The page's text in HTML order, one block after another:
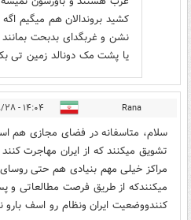
کشید بروند‌الان هم میگیم
نشن و غربگدای بدبحت
یا پشت مک دونالد زمین تی
Rana ۱۴:۰۴ - ۱۴۰۰/۰۸/۲۸
سلام، متاسفانه در فضای مجازی هم
تشویق میکنند که از ایران مهاجرت
مراکز خیلی مهم بنیادی هم حتی
میکنندکه از طریق فرصت مطالعاتی و
کنندووضعیت ایران ونظام رو اسف